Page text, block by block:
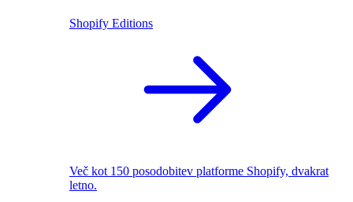
Shopify Editions
Več kot 150 posodobitev platforme Shopify, dvakrat
letno.